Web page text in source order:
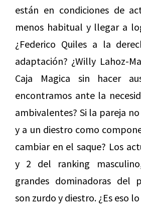
están en condiciones de
menos habitual y llegar a
¿Federico Quiles a la
adaptación? ¿Willy Lahoz-
Caja Magica sin hacer
encontramos ante la
ambivalentes? Si la pareja
y a un diestro como
cambiar en el saque? Los
y 2 del ranking
grandes dominadoras del
son zurdo y diestro. ¿Es eso